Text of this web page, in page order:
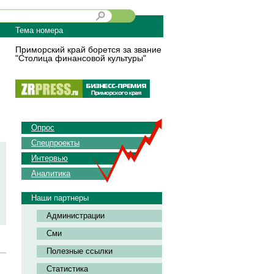
Тема номера
Приморский край борется за звание
"Столица финансовой культуры"
Опрос
Спецпроекты
Интервью
Аналитика
Наши партнеры
Администрации
Сми
Полезные ссылки
Статистика